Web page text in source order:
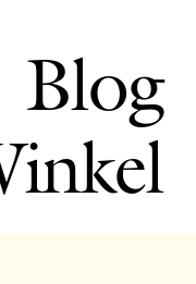
Blog